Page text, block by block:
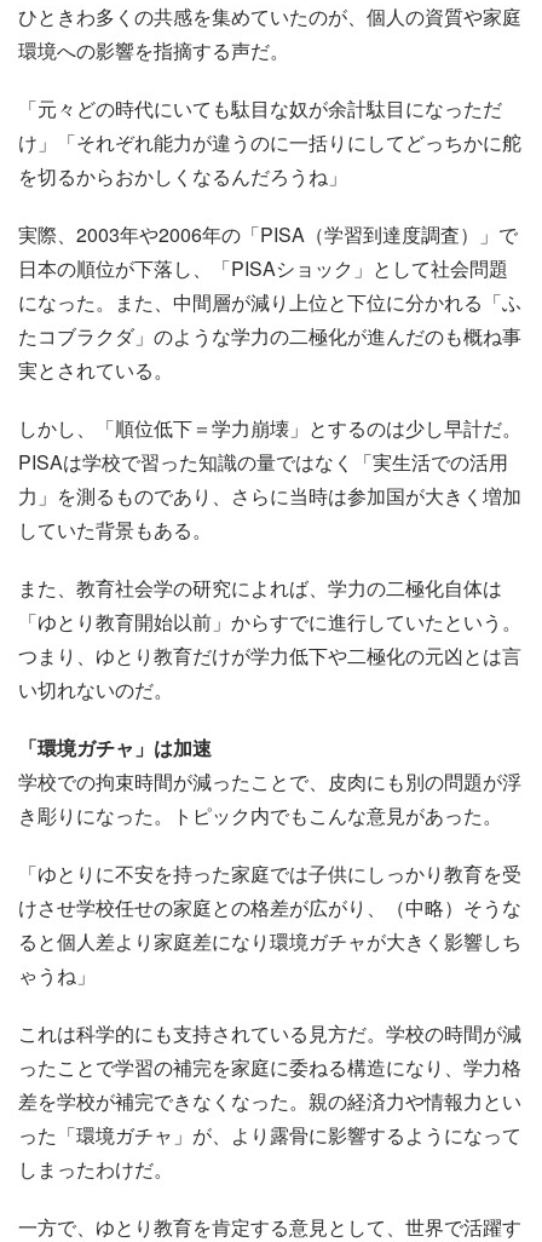
ひときわ多くの共感を集めていたのが、個人の資質や家庭
環境への影響を指摘する声だ。
「元々どの時代にいても駄目な奴が余計駄目になっただ
け」「それぞれ能力が違うのに一括りにしてどっちかに舵
を切るからおかしくなるんだろうね」
実際、2003年や2006年の「PISA（学習到達度調査）」で
日本の順位が下落し、「PISAショック」として社会問題
になった。また、中間層が減り上位と下位に分かれる「ふ
たコブラクダ」のような学力の二極化が進んだのも概ね事
実とされている。
しかし、「順位低下＝学力崩壊」とするのは少し早計だ。
PISAは学校で習った知識の量ではなく「実生活での活用
力」を測るものであり、さらに当時は参加国が大きく増加
していた背景もある。
また、教育社会学の研究によれば、学力の二極化自体は
「ゆとり教育開始以前」からすでに進行していたという。
つまり、ゆとり教育だけが学力低下や二極化の元凶とは言
い切れないのだ。
「環境ガチャ」は加速
学校での拘束時間が減ったことで、皮肉にも別の問題が浮
き彫りになった。トピック内でもこんな意見があった。
「ゆとりに不安を持った家庭では子供にしっかり教育を受
けさせ学校任せの家庭との格差が広がり、（中略）そうな
ると個人差より家庭差になり環境ガチャが大きく影響しち
ゃうね」
これは科学的にも支持されている見方だ。学校の時間が減
ったことで学習の補完を家庭に委ねる構造になり、学力格
差を学校が補完できなくなった。親の経済力や情報力とい
った「環境ガチャ」が、より露骨に影響するようになって
しまったわけだ。
一方で、ゆとり教育を肯定する意見として、世界で活躍す